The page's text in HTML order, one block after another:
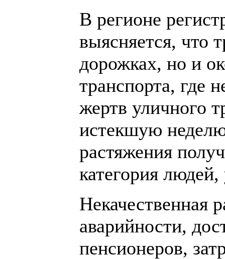
В регионе
выясняется, что
дорожках, но и
транспорта, где
жертв уличного
истекшую
растяжения
категория
Некачественная
аварийности,
пенсионеров,